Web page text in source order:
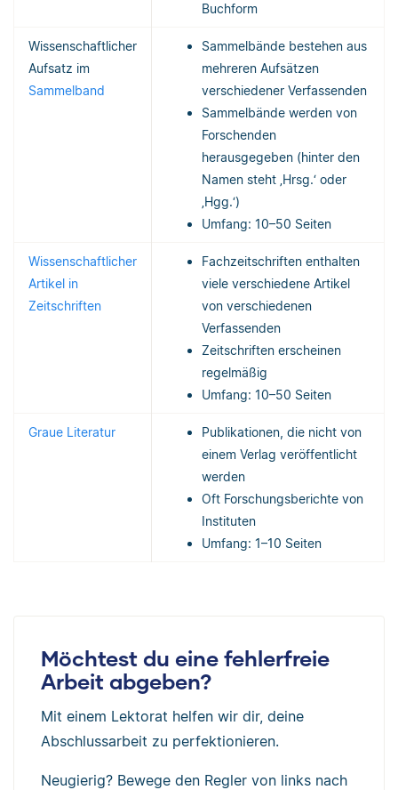
Buchform
Wissenschaftlicher
Aufsatz im
Sammelband
Sammelbände bestehen aus
mehreren Aufsätzen
verschiedener Verfassenden
Sammelbände werden von
Forschenden
herausgegeben (hinter den
Namen steht ‚Hrsg.‘ oder
‚Hgg.‘)
Umfang: 10–50 Seiten
Wissenschaftlicher
Artikel in
Zeitschriften
Fachzeitschriften enthalten
viele verschiedene Artikel
von verschiedenen
Verfassenden
Zeitschriften erscheinen
regelmäßig
Umfang: 10–50 Seiten
Graue Literatur
Publikationen, die nicht von
einem Verlag veröffentlicht
werden
Oft Forschungsberichte von
Instituten
Umfang: 1–10 Seiten
Möchtest du eine fehlerfreie
Arbeit abgeben?
Mit einem Lektorat helfen wir dir, deine
Abschlussarbeit zu perfektionieren.
Neugierig? Bewege den Regler von links nach